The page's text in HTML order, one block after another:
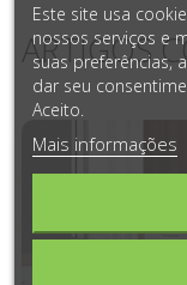
ARTIGOS
Este site usa
nossos serviços e
suas preferências,
dar seu
Aceito.
Mais informações